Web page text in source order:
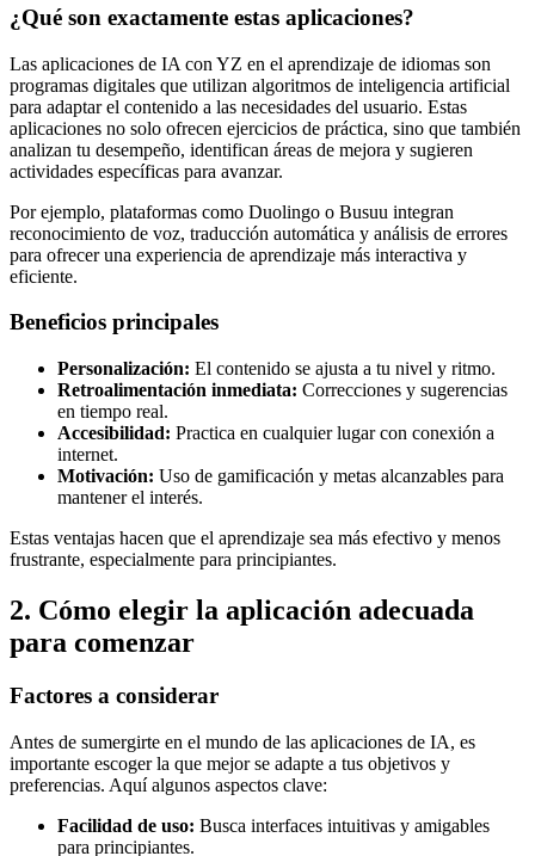
¿Qué son exactamente estas aplicaciones?
Las aplicaciones de IA con YZ en el aprendizaje de idiomas son
programas digitales que utilizan algoritmos de inteligencia artificial
para adaptar el contenido a las necesidades del usuario. Estas
aplicaciones no solo ofrecen ejercicios de práctica, sino que también
analizan tu desempeño, identifican áreas de mejora y sugieren
actividades específicas para avanzar.
Por ejemplo, plataformas como Duolingo o Busuu integran
reconocimiento de voz, traducción automática y análisis de errores
para ofrecer una experiencia de aprendizaje más interactiva y
eficiente.
Beneficios principales
Personalización: El contenido se ajusta a tu nivel y ritmo.
Retroalimentación inmediata: Correcciones y sugerencias
en tiempo real.
Accesibilidad: Practica en cualquier lugar con conexión a
internet.
Motivación: Uso de gamificación y metas alcanzables para
mantener el interés.
Estas ventajas hacen que el aprendizaje sea más efectivo y menos
frustrante, especialmente para principiantes.
2. Cómo elegir la aplicación adecuada
para comenzar
Factores a considerar
Antes de sumergirte en el mundo de las aplicaciones de IA, es
importante escoger la que mejor se adapte a tus objetivos y
preferencias. Aquí algunos aspectos clave:
Facilidad de uso: Busca interfaces intuitivas y amigables
para principiantes.